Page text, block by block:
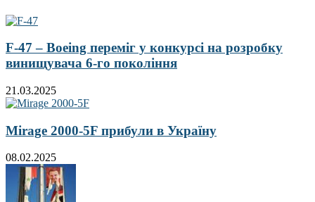
F-47 – Boeing переміг у конкурсі на розробку
винищувача 6-го покоління
21.03.2025
Mirage 2000-5F прибули в Україну
08.02.2025